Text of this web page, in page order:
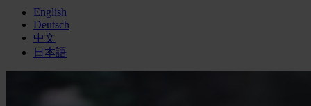
English
Deutsch
中文
日本語